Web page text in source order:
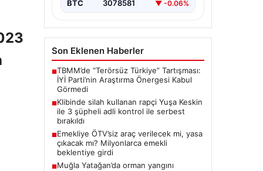
BTC 3078581 ▼ -0.06%
Son Eklenen Haberler
■TBMM’de “Terörsüz Türkiye” Tartışması:
İYİ Parti’nin Araştırma Önergesi Kabul
Görmedi
■Klibinde silah kullanan rapçi Yuşa Keskin
ile 3 şüpheli adli kontrol ile serbest
bırakıldı
■Emekliye ÖTV’siz araç verilecek mi, yasa
çıkacak mı? Milyonlarca emekli
beklentiye girdi
■Muğla Yatağan’da orman yangını